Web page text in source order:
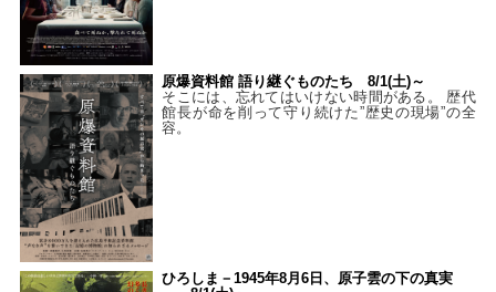
原爆資料館 語り継ぐものたち 8/1(土)～
そこには、忘れてはいけない時間がある。 歴代
館長が命を削って守り続けた”歴史の現場”の全
容。
ひろしま－1945年8月6日、原子雲の下の真実